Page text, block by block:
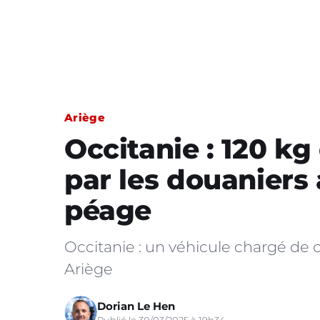
Ariège
Occitanie : 120
par les douaniers
péage
Occitanie : un véhicule chargé de
Ariège
Dorian Le Hen